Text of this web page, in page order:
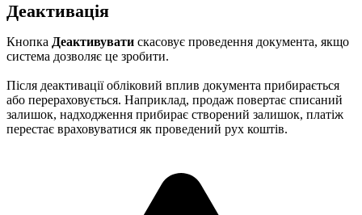
Деактивація
Кнопка Деактивувати скасовує проведення документа, якщо
система дозволяє це зробити.
Після деактивації обліковий вплив документа прибирається
або перераховується. Наприклад, продаж повертає списаний
залишок, надходження прибирає створений залишок, платіж
перестає враховуватися як проведений рух коштів.